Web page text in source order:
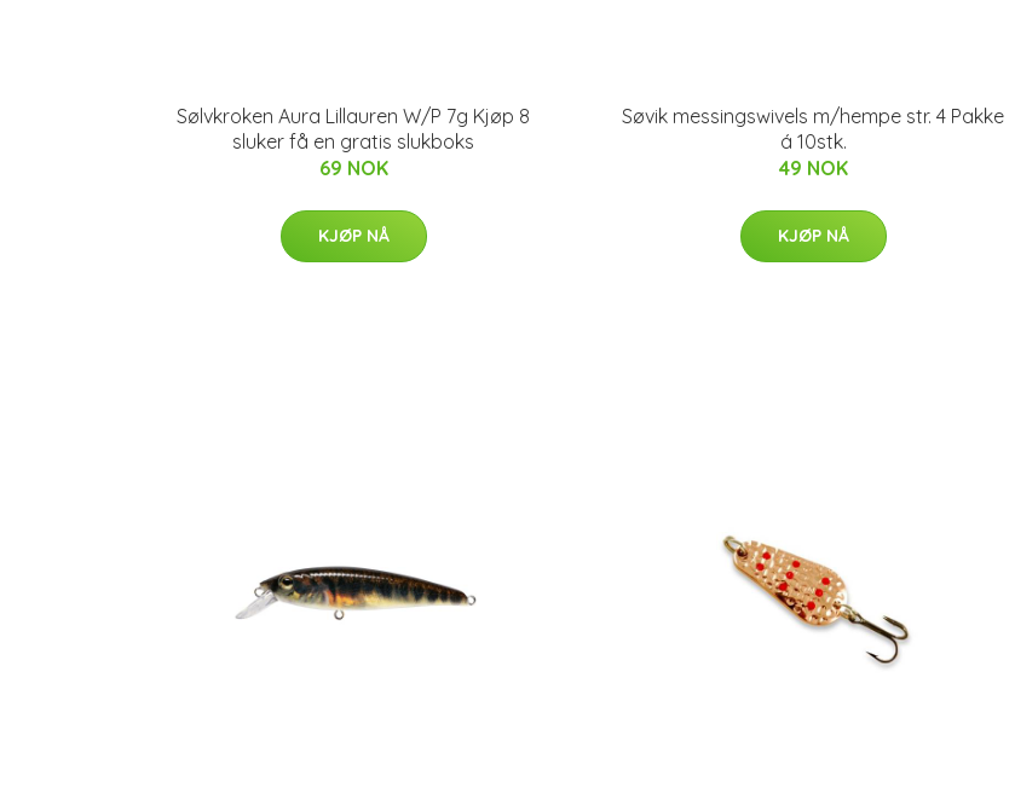
Sølvkroken Aura Lillauren W/P 7g Kjøp 8
sluker få en gratis slukboks
69 NOK
KJØP NÅ
Søvik messingswivels m/hempe str. 4 Pakke
á 10stk.
49 NOK
KJØP NÅ